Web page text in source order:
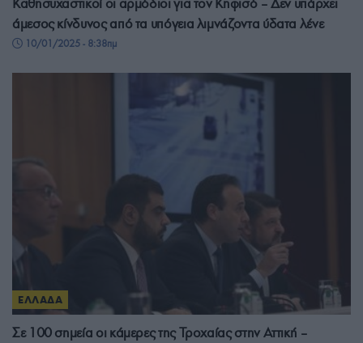
Καθησυχαστικοί οι αρμόδιοι για τον Κηφισό – Δεν υπάρχει
άμεσος κίνδυνος από τα υπόγεια λιμνάζοντα ύδατα λένε
10/01/2025 - 8:38πμ
ΕΛΛΑΔΑ
Σε 100 σημεία οι κάμερες της Τροχαίας στην Αττική –